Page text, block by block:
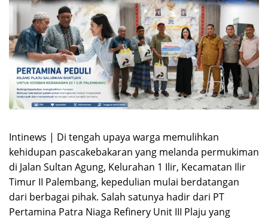
Intinews | Di tengah upaya warga memulihkan
kehidupan pascakebakaran yang melanda permukiman
di Jalan Sultan Agung, Kelurahan 1 Ilir, Kecamatan Ilir
Timur II Palembang, kepedulian mulai berdatangan
dari berbagai pihak. Salah satunya hadir dari PT
Pertamina Patra Niaga Refinery Unit III Plaju yang